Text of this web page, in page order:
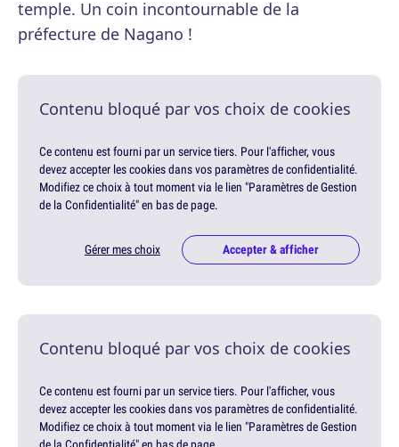
temple. Un coin incontournable de la
préfecture de Nagano !
Contenu bloqué par vos choix de cookies
Ce contenu est fourni par un service tiers. Pour l'afficher, vous
devez accepter les cookies dans vos paramètres de confidentialité.
Modifiez ce choix à tout moment via le lien "Paramètres de Gestion
de la Confidentialité" en bas de page.
Gérer mes choix Accepter & afficher
Contenu bloqué par vos choix de cookies
Ce contenu est fourni par un service tiers. Pour l'afficher, vous
devez accepter les cookies dans vos paramètres de confidentialité.
Modifiez ce choix à tout moment via le lien "Paramètres de Gestion